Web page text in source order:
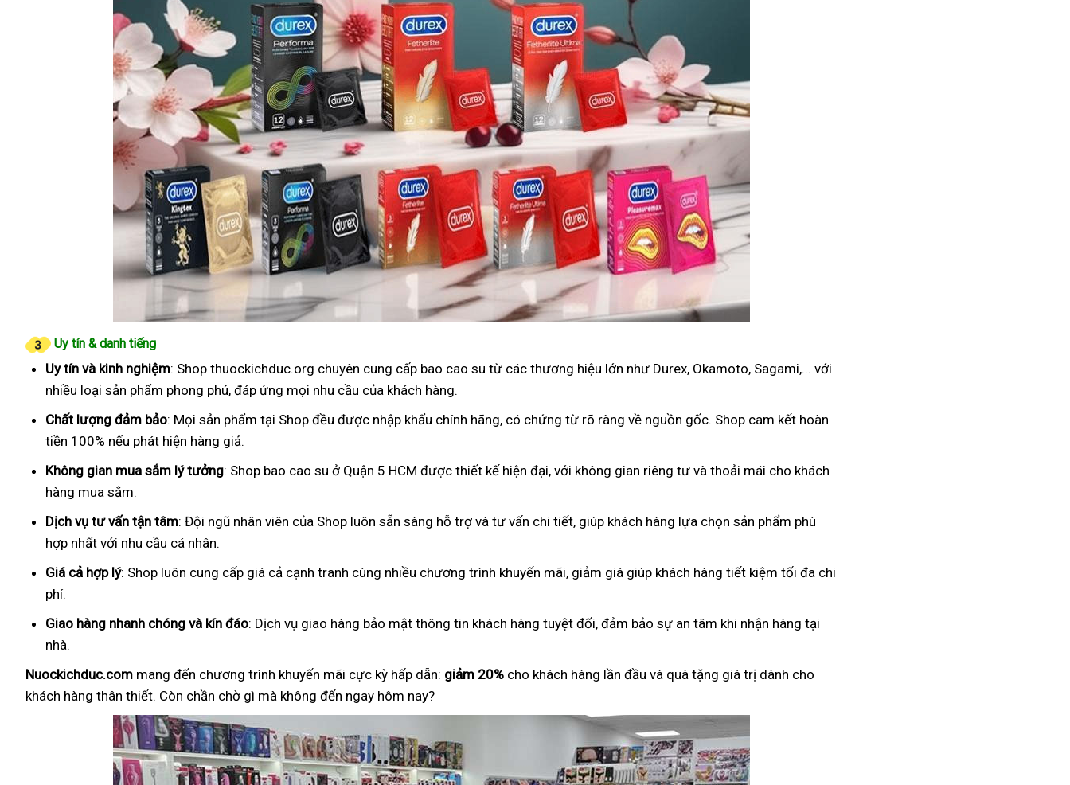
Uy tín & danh tiếng
Uy tín và kinh nghiệm: Shop thuockichduc.org chuyên cung cấp bao cao su từ các thương hiệu lớn như Durex, Okamoto, Sagami,... với
nhiều loại sản phẩm phong phú, đáp ứng mọi nhu cầu của khách hàng.
Chất lượng đảm bảo: Mọi sản phẩm tại Shop đều được nhập khẩu chính hãng, có chứng từ rõ ràng về nguồn gốc. Shop cam kết hoàn
tiền 100% nếu phát hiện hàng giả.
Không gian mua sắm lý tưởng: Shop bao cao su ở Quận 5 HCM được thiết kế hiện đại, với không gian riêng tư và thoải mái cho khách
hàng mua sắm.
Dịch vụ tư vấn tận tâm: Đội ngũ nhân viên của Shop luôn sẵn sàng hỗ trợ và tư vấn chi tiết, giúp khách hàng lựa chọn sản phẩm phù
hợp nhất với nhu cầu cá nhân.
Giá cả hợp lý: Shop luôn cung cấp giá cả cạnh tranh cùng nhiều chương trình khuyến mãi, giảm giá giúp khách hàng tiết kiệm tối đa chi
phí.
Giao hàng nhanh chóng và kín đáo: Dịch vụ giao hàng bảo mật thông tin khách hàng tuyệt đối, đảm bảo sự an tâm khi nhận hàng tại
nhà.
Nuockichduc.com mang đến chương trình khuyến mãi cực kỳ hấp dẫn: giảm 20% cho khách hàng lần đầu và quà tặng giá trị dành cho
khách hàng thân thiết. Còn chần chờ gì mà không đến ngay hôm nay?